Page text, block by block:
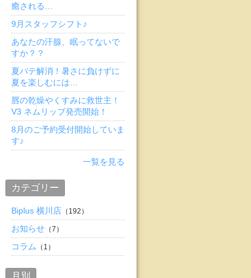
癒される…
9月スタッフシフト♪
あなたの汗腺、眠ってないで
すか？？
夏バテ解消！暑さに負けずに
夏を楽しむには…
唇の乾燥やくすみに救世主！
V3 ネムリップ発売開始！
8月のご予約受付開始していま
す♪
一覧を見る
カテゴリー
Biplus 横川店 （192）
お知らせ （7）
コラム （1）
月別